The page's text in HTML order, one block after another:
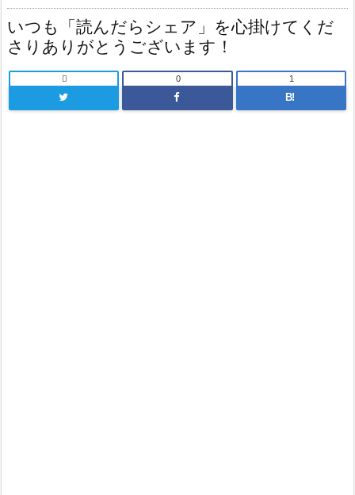
いつも「読んだらシェア」を心掛けてくだ
さりありがとうございます！
 0
B!
1